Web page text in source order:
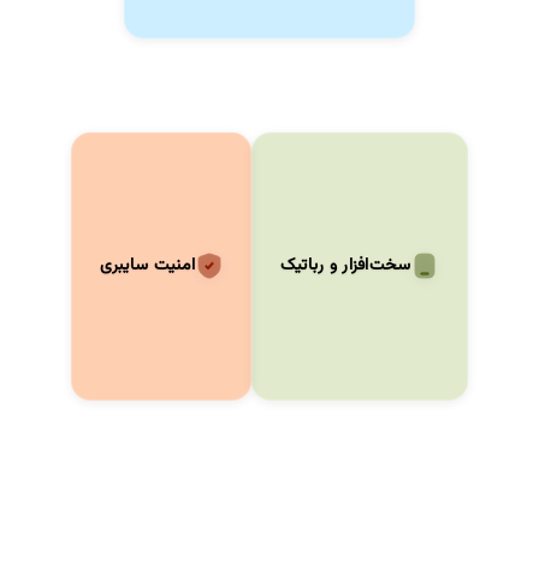
سخت‌افزار و رباتیک امنیت سایبری